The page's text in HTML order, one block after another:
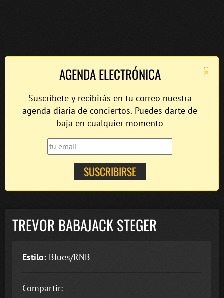
×
AGENDA ELECTRÓNICA
Suscríbete y recibirás en tu correo nuestra
agenda diaria de conciertos. Puedes darte de
baja en cualquier momento
TREVOR BABAJACK STEGER
Estilo: Blues/RNB
Compartir: